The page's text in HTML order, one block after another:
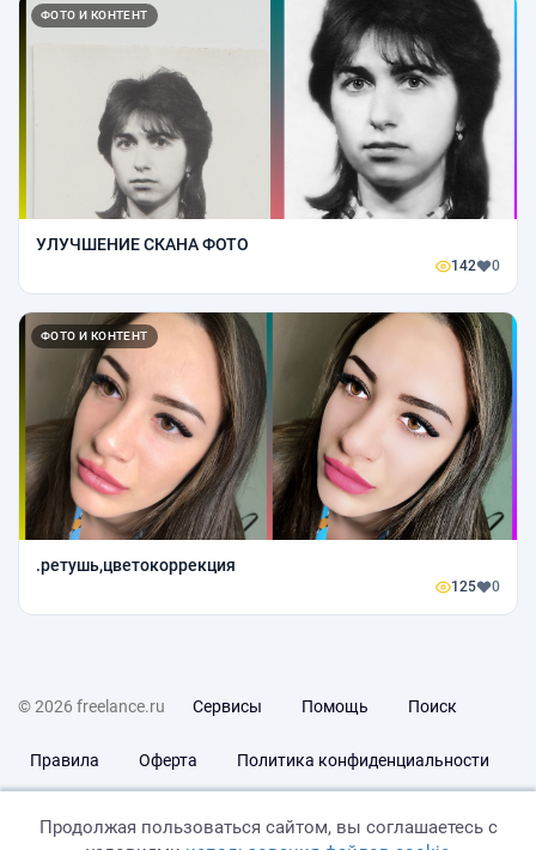
ФОТО И КОНТЕНТ
УЛУЧШЕНИЕ СКАНА ФОТО
142 0
ФОТО И КОНТЕНТ
.ретушь,цветокоррекция
125 0
© 2026 freelance.ru Сервисы Помощь Поиск
Правила Оферта Политика конфиденциальности
Продолжая пользоваться сайтом, вы соглашаетесь с